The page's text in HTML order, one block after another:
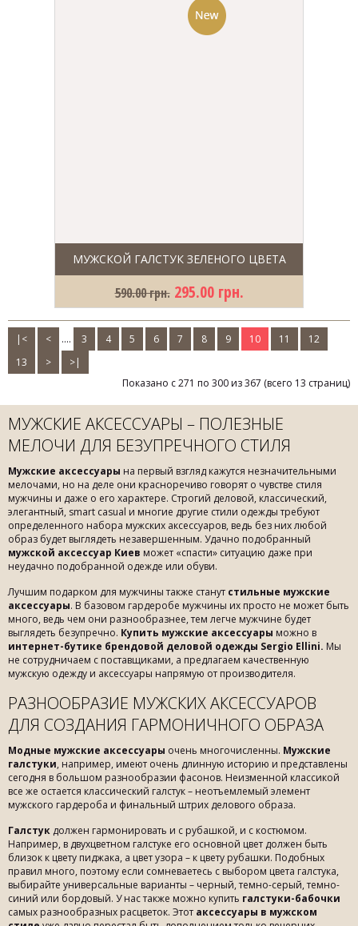
МУЖСКОЙ ГАЛСТУК ЗЕЛЕНОГО ЦВЕТА
590.00 грн. 295.00 грн.
|< < .... 3 4 5 6 7 8 9 10 11
12
13
>
>|
Показано с 271 по 300 из 367 (всего 13 страниц)
МУЖСКИЕ АКСЕССУАРЫ – ПОЛЕЗНЫЕ
МЕЛОЧИ ДЛЯ БЕЗУПРЕЧНОГО СТИЛЯ
Мужские аксессуары на первый взгляд кажутся незначительными
мелочами, но на деле они красноречиво говорят о чувстве стиля
мужчины и даже о его характере. Строгий деловой, классический,
элегантный, smart casual и многие другие стили одежды требуют
определенного набора мужских аксессуаров, ведь без них любой
образ будет выглядеть незавершенным. Удачно подобранный
мужской аксессуар Киев может «спасти» ситуацию даже при
неудачно подобранной одежде или обуви.
Лучшим подарком для мужчины также станут стильные мужские
аксессуары. В базовом гардеробе мужчины их просто не может быть
много, ведь чем они разнообразнее, тем легче мужчине будет
выглядеть безупречно. Купить мужские аксессуары можно в
интернет-бутике брендовой деловой одежды Sergio Ellini. Мы
не сотрудничаем с поставщиками, а предлагаем качественную
мужскую одежду и аксессуары напрямую от производителя.
РАЗНООБРАЗИЕ МУЖСКИХ АКСЕССУАРОВ
ДЛЯ СОЗДАНИЯ ГАРМОНИЧНОГО ОБРАЗА
Модные мужские аксессуары очень многочисленны. Мужские
галстуки, например, имеют очень длинную историю и представлены
сегодня в большом разнообразии фасонов. Неизменной классикой
все же остается классический галстук – неотъемлемый элемент
мужского гардероба и финальный штрих делового образа.
Галстук должен гармонировать и с рубашкой, и с костюмом.
Например, в двухцветном галстуке его основной цвет должен быть
близок к цвету пиджака, а цвет узора – к цвету рубашки. Подобных
правил много, поэтому если сомневаетесь с выбором цвета галстука,
выбирайте универсальные варианты – черный, темно-серый, темно-
синий или бордовый. У нас также можно купить галстуки-бабочки
самых разнообразных расцветок. Этот аксессуары в мужском